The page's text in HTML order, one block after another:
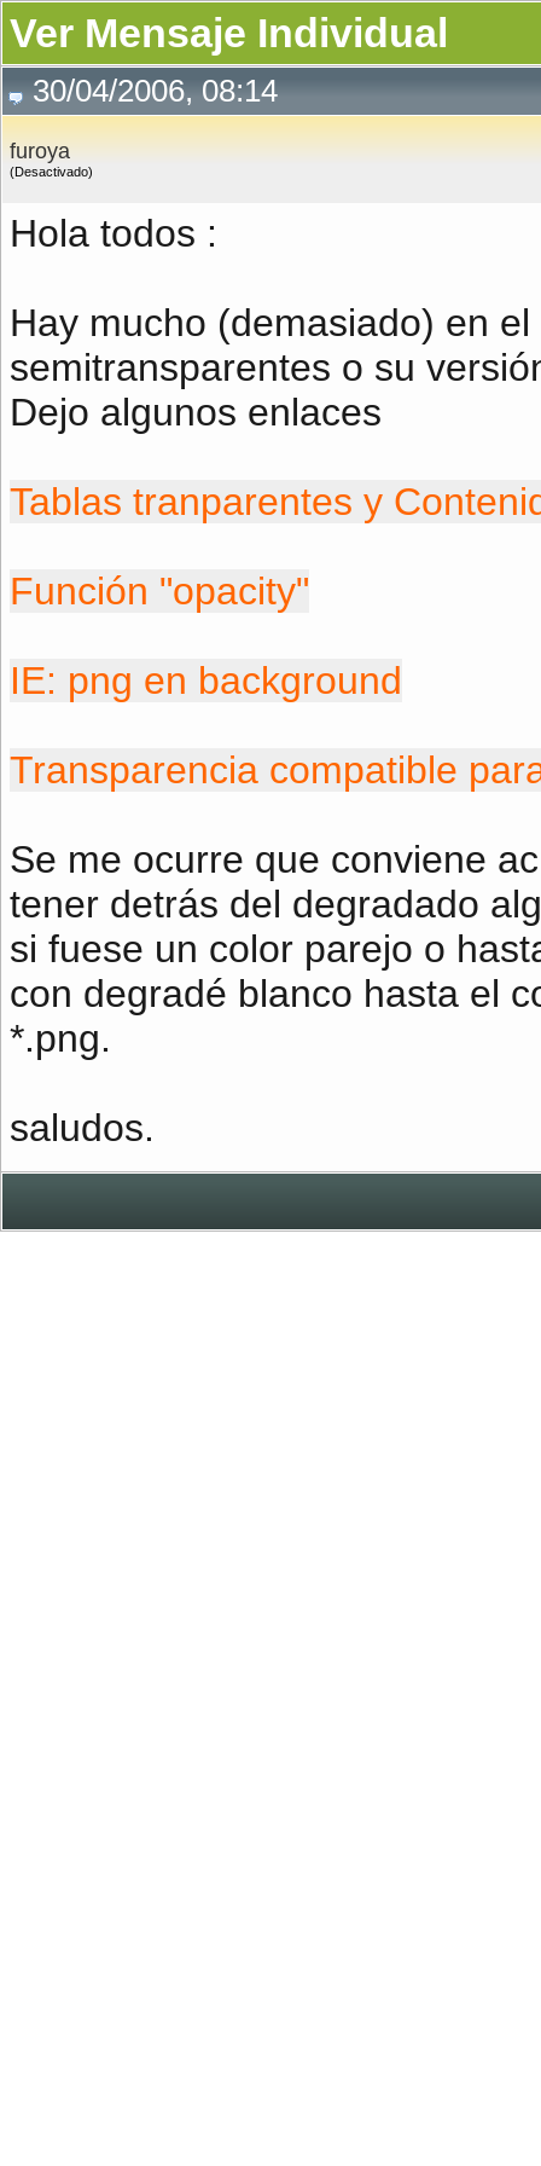
Ver Mensaje Individual
30/04/2006, 08:14
furoya
(Desactivado)
Hola todos :
Hay mucho (demasiado) en
semitransparentes o su
Dejo algunos enlaces
Tablas tranparentes y
Función "opacity"
IE: png en background
Transparencia compatible
Se me ocurre que conviene
tener detrás del degradado
si fuese un color parejo o
con degradé blanco hasta el
*.png.
saludos.